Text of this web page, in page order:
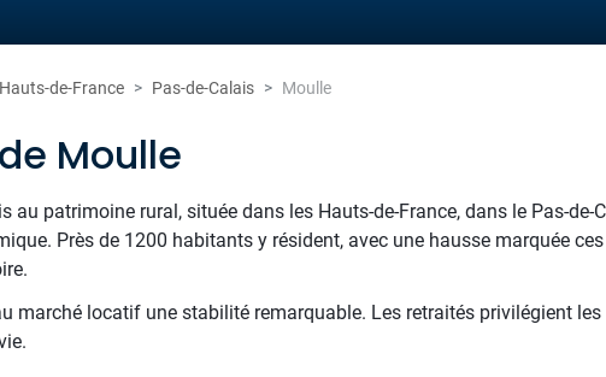
Hauts-de-France Pas-de-Calais Moulle
Moulle
au patrimoine rural, située dans les Hauts-de-France, dans le Pas-de-
Près de 1200 habitants y résident, avec une hausse marquée
marché locatif une stabilité remarquable. Les retraités privilégient